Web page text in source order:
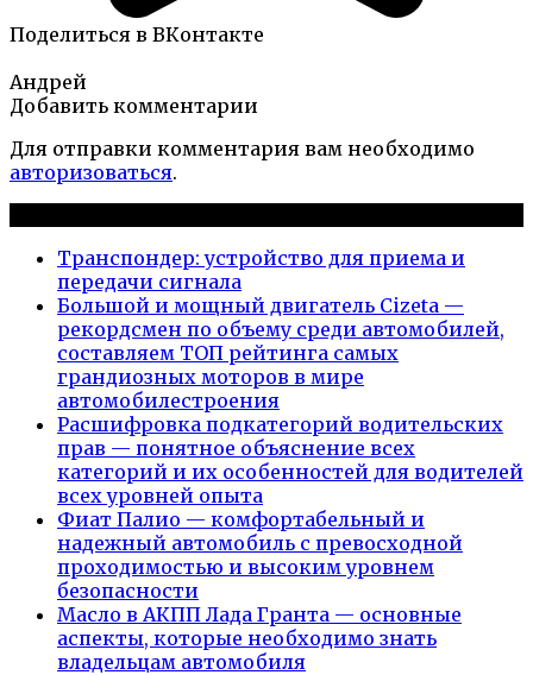
Поделиться в ВКонтакте
Андрей
Добавить комментарии
Для отправки комментария вам необходимо
авторизоваться.
Транспондер: устройство для приема и
передачи сигнала
Большой и мощный двигатель Cizeta —
рекордсмен по объему среди автомобилей,
составляем ТОП рейтинга самых
грандиозных моторов в мире
автомобилестроения
Расшифровка подкатегорий водительских
прав — понятное объяснение всех
категорий и их особенностей для водителей
всех уровней опыта
Фиат Палио — комфортабельный и
надежный автомобиль с превосходной
проходимостью и высоким уровнем
безопасности
Масло в АКПП Лада Гранта — основные
аспекты, которые необходимо знать
владельцам автомобиля